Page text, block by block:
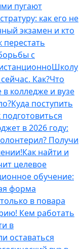
пугают
как его не
экзамен и кто
перестать
с
Школу
Как?Что
колледже и вузе
Куда поступить
в 2026 году:
Получи
Как найти и
целевое
обучение:
форма
в повара
Кем работать
в
оставаться